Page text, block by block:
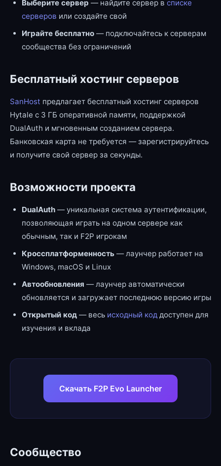
Выберите сервер — найдите сервер в списке
серверов или создайте свой
Играйте бесплатно — подключайтесь к серверам
сообщества без ограничений
Бесплатный хостинг серверов
SanHost предлагает бесплатный хостинг серверов
Hytale с 3 ГБ оперативной памяти, поддержкой
DualAuth и мгновенным созданием сервера.
Банковская карта не требуется — зарегистрируйтесь
и получите свой сервер за секунды.
Возможности проекта
DualAuth — уникальная система аутентификации,
позволяющая играть на одном сервере как
обычным, так и F2P игрокам
Кроссплатформенность — лаунчер работает на
Windows, macOS и Linux
Автообновления — лаунчер автоматически
обновляется и загружает последнюю версию игры
Открытый код — весь исходный код доступен для
изучения и вклада
Скачать F2P Evo Launcher
Сообщество